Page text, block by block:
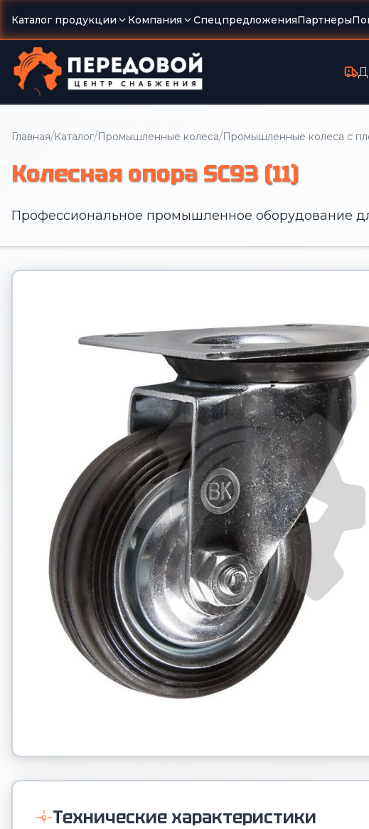
Каталог продукции Компания СпецпредложенияПартнеры
Главная/Каталог/Промышленные колеса/Промышленные колеса с
Колесная опора SC93 (11)
Профессиональное промышленное оборудование
Технические характеристики